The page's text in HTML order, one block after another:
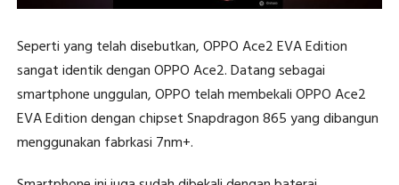
Seperti yang telah disebutkan, OPPO Ace2 EVA Edition
sangat identik dengan OPPO Ace2. Datang sebagai
smartphone unggulan, OPPO telah membekali OPPO Ace2
EVA Edition dengan chipset Snapdragon 865 yang dibangun
menggunakan fabrkasi 7nm+.